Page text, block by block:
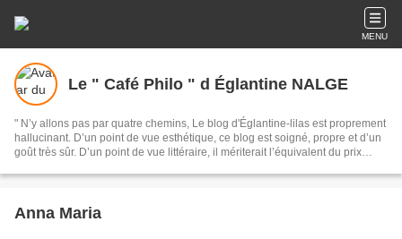
MENU
Le " Café Philo " d Églantine NALGE
" N’y allons pas par quatre chemins, Le blog d'Églantine-lilas est proprement
hallucinant. D’un point de vue esthétique, ce blog est soigné, propre et d’un
goût très sûr. D’un point de vue littéraire, il mériterait l’équivalent du prix
Églantine Lilas. »... Ainsi parlait Zarathoustra ... euh à vrai dire, lisabuzz.com
Anna Maria